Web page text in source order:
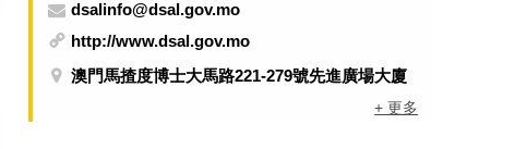
dsalinfo@dsal.gov.mo
http://www.dsal.gov.mo
澳門馬揸度博士大馬路221-279號先進廣場大廈
+ 更多